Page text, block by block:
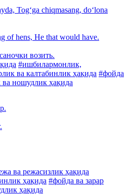
Tog‘ga chiqmasang, do‘lona
of hens, He that would have.
возить.
#ишбилармонлик,
ва калтабинлик ҳақида #фойда
ва ношудлик ҳақида
ва режасизлик ҳақида
ҳақида #фойда ва зарар
ҳақида